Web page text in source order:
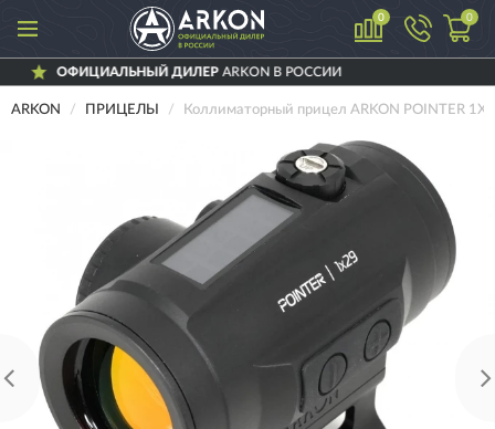
0 0
ДИЛЕРARKON В РОССИИ
ARKON ПРИЦЕЛЫ Коллиматорный прицел ARKON POINTER